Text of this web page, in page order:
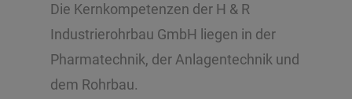
Die Kernkompetenzen der H & R
Industrierohrbau GmbH liegen in der
Pharmatechnik, der Anlagentechnik und
dem Rohrbau.